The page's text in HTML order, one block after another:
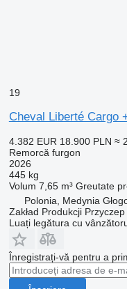
19
Cheval Liberté Cargo
4.382 EUR 18.900 PLN ≈
Remorcă furgon
2026
445 kg
Volum 7,65 m³ Greutate
Polonia, Medynia
Zakład Produkcji
Luați legătura cu
Înregistrați-vă pentru a